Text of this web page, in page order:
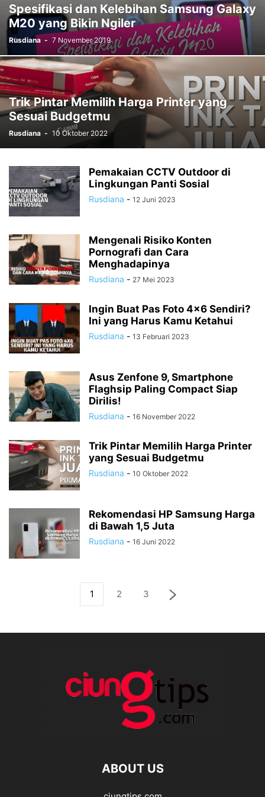
Spesifikasi dan Kelebihan Samsung Galaxy
M20 yang Bikin Ngiler
Rusdiana - 7 November 2019
Trik Pintar Memilih Harga Printer yang
Sesuai Budgetmu
Rusdiana - 10 Oktober 2022
Pemakaian CCTV Outdoor di
Lingkungan Panti Sosial
Rusdiana - 12 Juni 2023
Mengenali Risiko Konten
Pornografi dan Cara
Menghadapinya
Rusdiana - 27 Mei 2023
Ingin Buat Pas Foto 4×6 Sendiri?
Ini yang Harus Kamu Ketahui
Rusdiana - 13 Februari 2023
Asus Zenfone 9, Smartphone
Flaghsip Paling Compact Siap
Dirilis!
Rusdiana - 16 November 2022
Trik Pintar Memilih Harga Printer
yang Sesuai Budgetmu
Rusdiana - 10 Oktober 2022
Rekomendasi HP Samsung Harga
di Bawah 1,5 Juta
Rusdiana - 16 Juni 2022
1 2 3
ABOUT US